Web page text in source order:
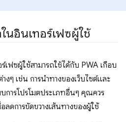
นอินเทอร์เฟซผู้ใช้
เฟซผู้ใช้สามารถใช้ได้กับ PWA เกือบ
ๆ เช่น การนำทางของเว็บไซต์และ
การโปรโมตประเภทอื่นๆ คุณควร
ดการขัดขวางเส้นทางของผู้ใช้